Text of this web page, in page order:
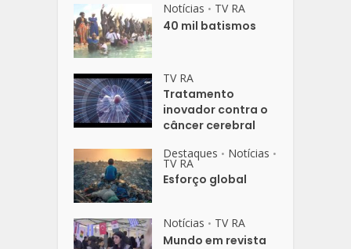
Notícias • TV RA
40 mil batismos
TV RA
Tratamento
inovador contra o
câncer cerebral
Destaques • Notícias •
TV RA
Esforço global
Notícias • TV RA
Mundo em revista